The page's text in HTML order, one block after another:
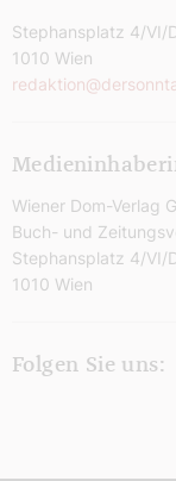
Stephansplatz 4/VI/
1010 Wien
Wiener Dom-Verlag
Buch- und
Stephansplatz 4/VI/
1010 Wien
Folgen Sie uns: